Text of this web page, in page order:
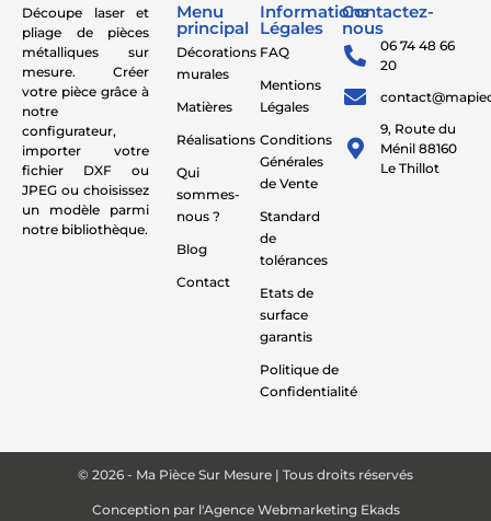
Découpe laser et
pliage de pièces
métalliques sur
mesure. Créer
votre pièce grâce à
notre
configurateur,
importer votre
fichier DXF ou
JPEG ou choisissez
un modèle parmi
notre bibliothèque.
Menu
principal
Décorations
murales
Matières
Réalisations
Qui
sommes-
nous ?
Blog
Contact
Informations
Légales
FAQ
Mentions
Légales
Conditions
Générales
de Vente
Standard
de
tolérances
Etats de
surface
garantis
Politique de
Confidentialité
Contactez-
nous
06 74 48 66
20
9, Route du
Ménil 88160
Le Thillot
© 2026 - Ma Pièce Sur Mesure | Tous droits réservés
Conception par l'Agence Webmarketing Ekads